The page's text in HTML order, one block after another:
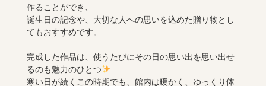
作ることができ、
誕生日の記念や、大切な人への思いを込めた贈り物とし
てもおすすめです。
完成した作品は、使うたびにその日の思い出を思い出せ
るのも魅力のひとつ
寒い日が続くこの時期でも、館内は暖かく、ゆっくり体